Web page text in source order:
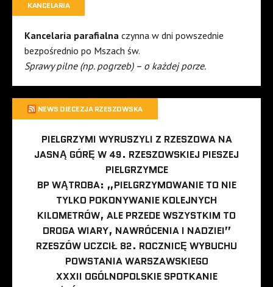
KANCELARIA
Kancelaria parafialna czynna w dni powszednie
bezpośrednio po Mszach św.
Sprawy pilne (np. pogrzeb) – o każdej porze.
NEWS DIECEZJA RZESZOWSKA
PIELGRZYMI WYRUSZYLI Z RZESZOWA NA
JASNĄ GÓRĘ W 49. RZESZOWSKIEJ PIESZEJ
PIELGRZYMCE
BP WĄTROBA: „PIELGRZYMOWANIE TO NIE
TYLKO POKONYWANIE KOLEJNYCH
KILOMETRÓW, ALE PRZEDE WSZYSTKIM TO
DROGA WIARY, NAWRÓCENIA I NADZIEI”
RZESZÓW UCZCIŁ 82. ROCZNICĘ WYBUCHU
POWSTANIA WARSZAWSKIEGO
XXXII OGÓLNOPOLSKIE SPOTKANIE